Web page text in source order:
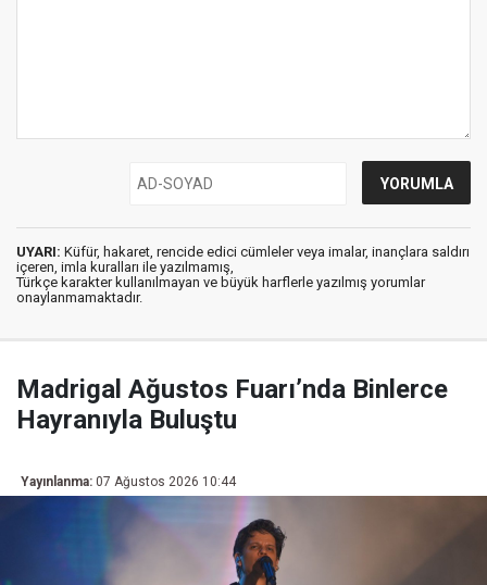
UYARI: Küfür, hakaret, rencide edici cümleler veya imalar, inançlara saldırı
içeren, imla kuralları ile yazılmamış,
Türkçe karakter kullanılmayan ve büyük harflerle yazılmış yorumlar
onaylanmamaktadır.
Madrigal Ağustos Fuarı’nda Binlerce
Hayranıyla Buluştu
Yayınlanma: 07 Ağustos 2026 10:44